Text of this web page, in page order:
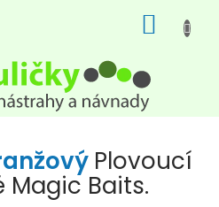
KOŠÍK
Plovoucí
Magic Baits.